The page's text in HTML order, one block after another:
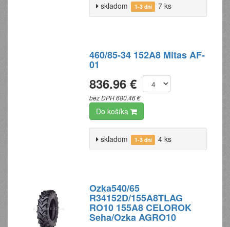
skladom 1-3 dni 7 ks
460/85-34 152A8 Mitas AF-
01
836.96 €
bez DPH 680.46 €
Do košíka
skladom 1-3 dni 4 ks
Ozka540/65
R34152D/155A8TLAG
RO10 155A8 CELOROK
Seha/Ozka AGRO10